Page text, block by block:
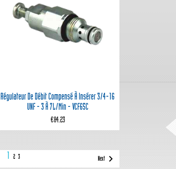
Quick view
Régulateur De Débit Compensé À Insérer 3/4-16
UNF - 3 À 7L/min - VCF65C
€84.23
12 3 Next